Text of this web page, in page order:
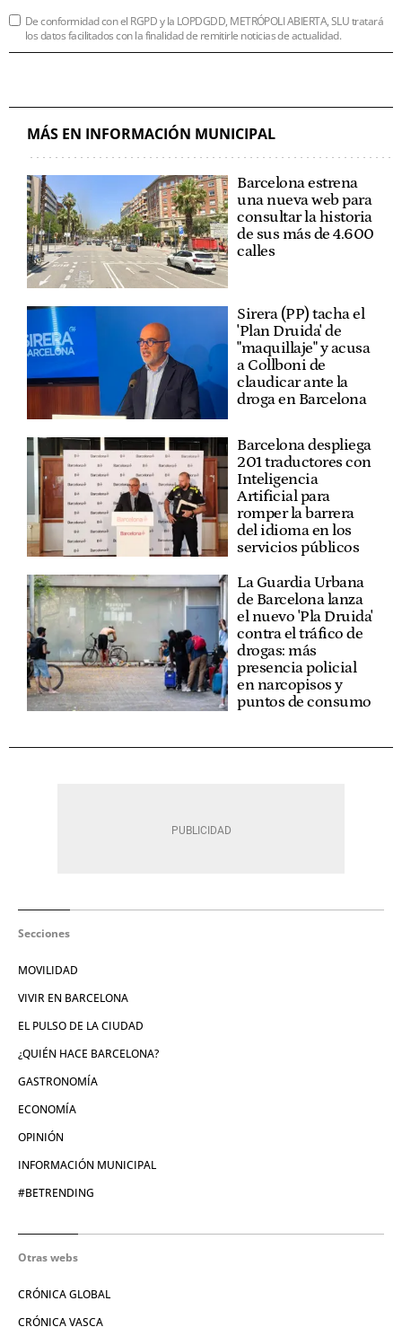
De conformidad con el RGPD y la LOPDGDD, METRÓPOLI ABIERTA, SLU tratará
los datos facilitados con la finalidad de remitirle noticias de actualidad.
MÁS EN INFORMACIÓN MUNICIPAL
Barcelona estrena
una nueva web para
consultar la historia
de sus más de 4.600
calles
Sirera (PP) tacha el
'Plan Druida' de
"maquillaje" y acusa
a Collboni de
claudicar ante la
droga en Barcelona
Barcelona despliega
201 traductores con
Inteligencia
Artificial para
romper la barrera
del idioma en los
servicios públicos
La Guardia Urbana
de Barcelona lanza
el nuevo 'Pla Druida'
contra el tráfico de
drogas: más
presencia policial
en narcopisos y
puntos de consumo
Secciones
MOVILIDAD
VIVIR EN BARCELONA
EL PULSO DE LA CIUDAD
¿QUIÉN HACE BARCELONA?
GASTRONOMÍA
ECONOMÍA
OPINIÓN
INFORMACIÓN MUNICIPAL
#BETRENDING
Otras webs
CRÓNICA GLOBAL
CRÓNICA VASCA